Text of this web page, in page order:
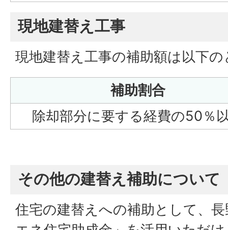
現地建替え工事
現地建替え工事の補助額は以下
補助割合
除却部分に要する経費の50％
その他の建替え補助について
住宅の建替えへの補助として、